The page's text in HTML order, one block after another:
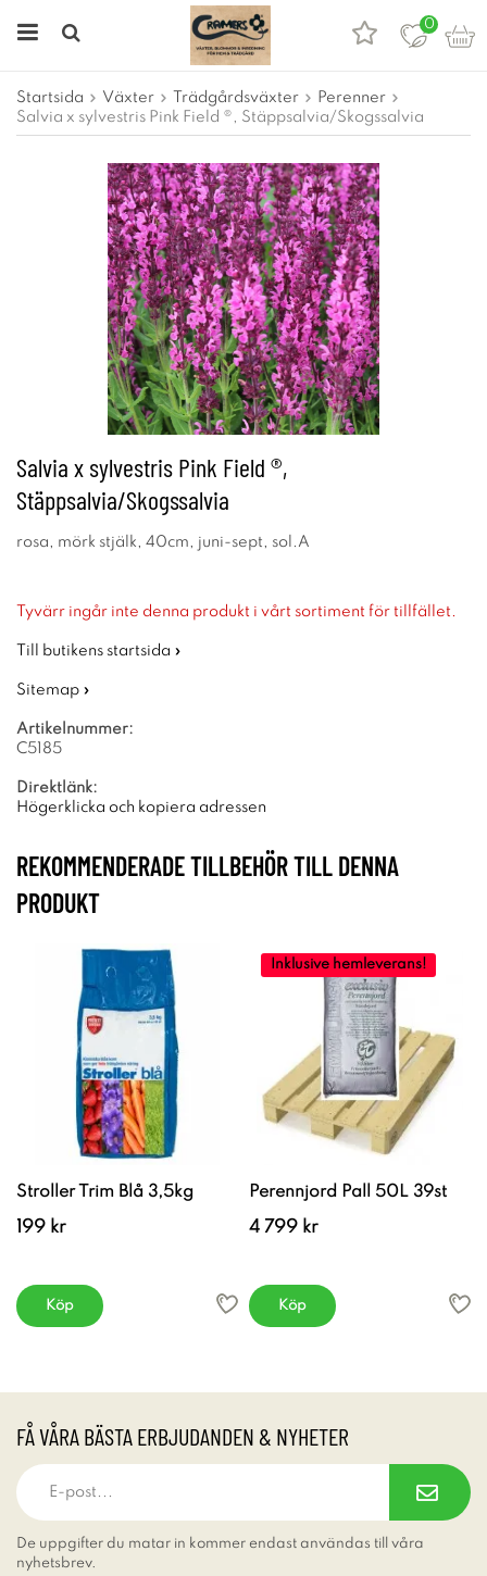
0
Startsida Växter Trädgårdsväxter
Perenner
Salvia x sylvestris Pink Field ®, Stäppsalvia/Skogssalvia
Salvia x sylvestris Pink Field ®,
Stäppsalvia/Skogssalvia
rosa, mörk stjälk, 40cm, juni-sept, sol.A
Tyvärr ingår inte denna produkt i vårt sortiment för tillfället.
Till butikens startsida »
Sitemap »
Artikelnummer:
C5185
Direktlänk:
Högerklicka och kopiera adressen
REKOMMENDERADE TILLBEHÖR TILL DENNA
PRODUKT
Stroller Trim Blå 3,5kg
199 kr
Köp
Inklusive hemleverans!
Perennjord Pall 50L 39st
4 799 kr
Köp
FÅ VÅRA BÄSTA ERBJUDANDEN & NYHETER
De uppgifter du matar in kommer endast användas till våra
nyhetsbrev.